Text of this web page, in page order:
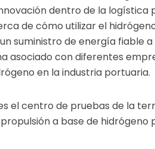
dentro de la logística
de cómo utilizar el
suministro de energía fiable a
asociado con diferentes
en la industria portuaria.
el centro de pruebas de la
a base de hidrógeno